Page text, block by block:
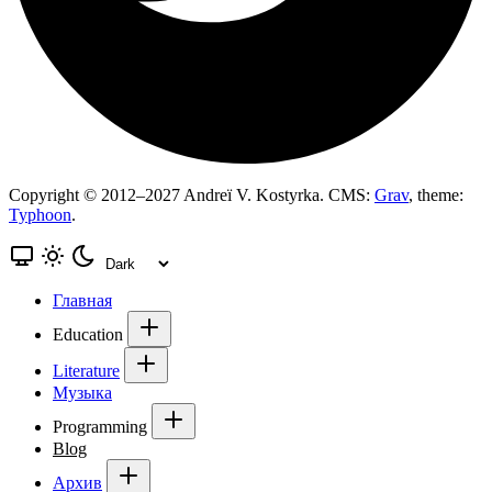
Copyright © 2012–2027 Andreï V. Kostyrka. CMS: Grav, theme:
Typhoon.
Главная
Education
Literature
Музыка
Programming
Blog
Архив